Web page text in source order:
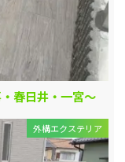
春日井・一宮～
外構エクステリア